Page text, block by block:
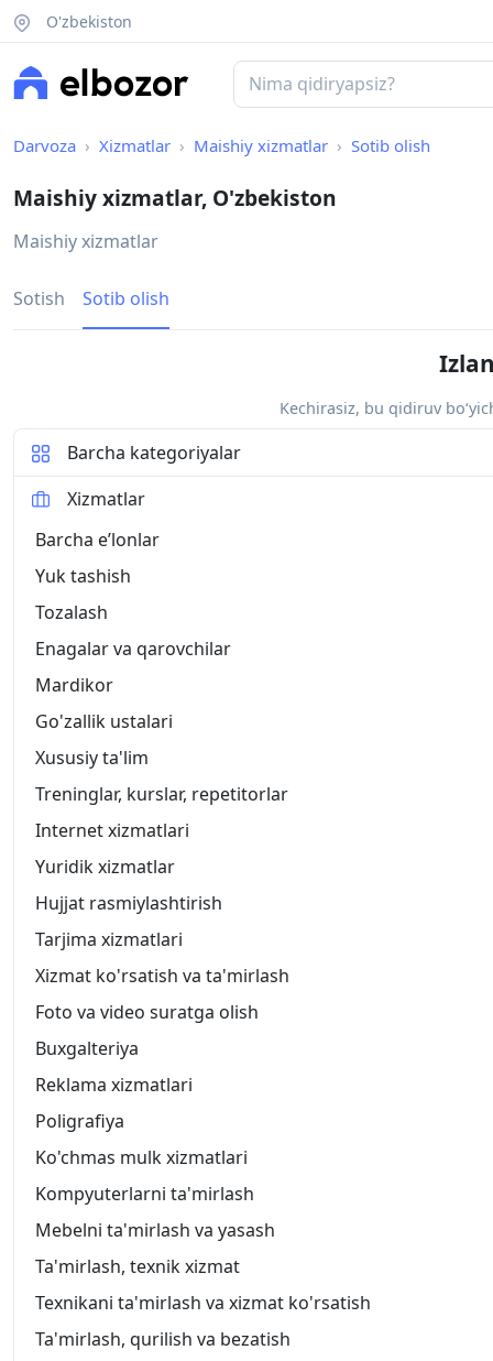
O'zbekiston
Darvoza Xizmatlar Maishiy xizmatlar Sotib olish
Maishiy xizmatlar, O'zbekiston
Maishiy xizmatlar
Sotish Sotib olish
Kechirasiz, bu qidiruv
Barcha kategoriyalar
Xizmatlar
Barcha eʼlonlar
Yuk tashish
Tozalash
Enagalar va qarovchilar
Mardikor
Go'zallik ustalari
Xususiy ta'lim
Treninglar, kurslar, repetitorlar
Internet xizmatlari
Yuridik xizmatlar
Hujjat rasmiylashtirish
Tarjima xizmatlari
Xizmat ko'rsatish va ta'mirlash
Foto va video suratga olish
Buxgalteriya
Reklama xizmatlari
Poligrafiya
Ko'chmas mulk xizmatlari
Kompyuterlarni ta'mirlash
Mebelni ta'mirlash va yasash
Ta'mirlash, texnik xizmat
Texnikani ta'mirlash va xizmat ko'rsatish
Ta'mirlash, qurilish va bezatish